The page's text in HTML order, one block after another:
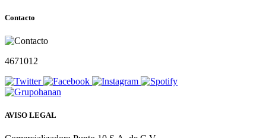
Contacto
4671012
AVISO LEGAL